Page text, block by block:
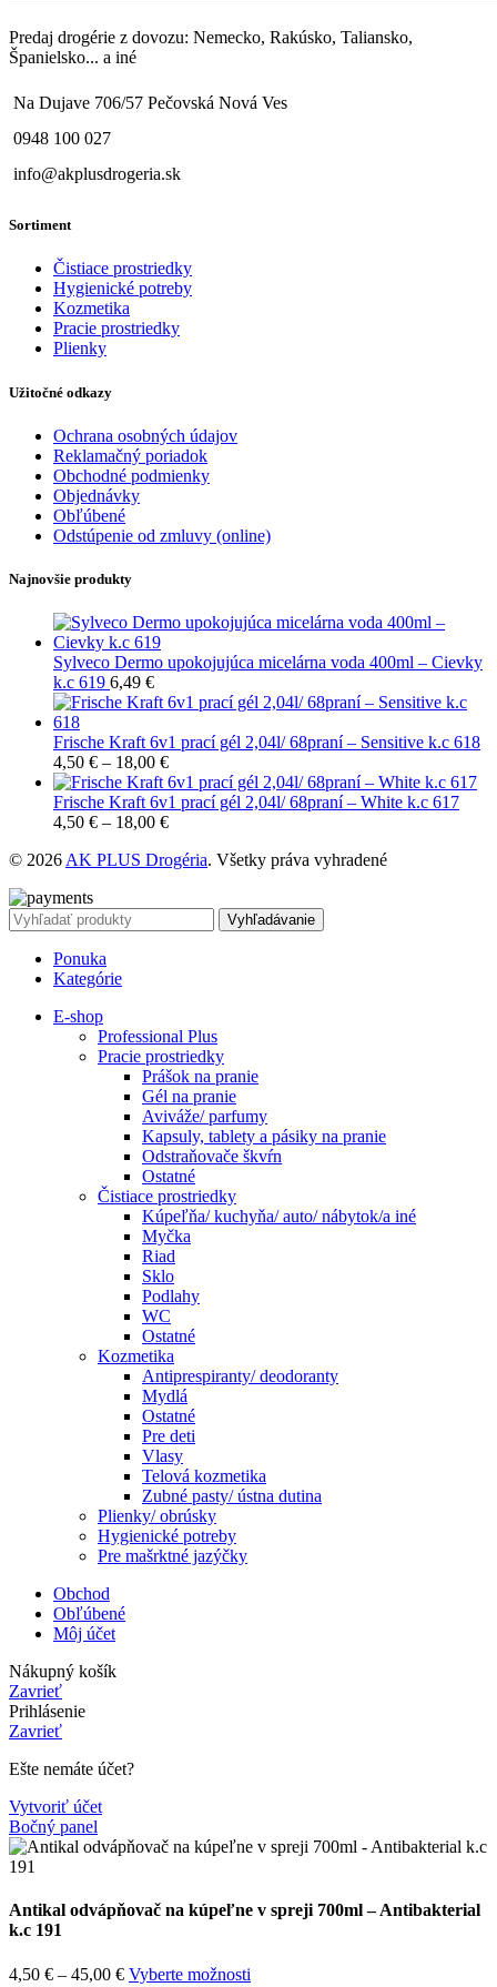
Predaj drogérie z dovozu: Nemecko, Rakúsko, Taliansko,
Španielsko... a iné
Na Dujave 706/57 Pečovská Nová Ves
0948 100 027
info@akplusdrogeria.sk
Sortiment
Čistiace prostriedky
Hygienické potreby
Kozmetika
Pracie prostriedky
Plienky
Užitočné odkazy
Ochrana osobných údajov
Reklamačný poriadok
Obchodné podmienky
Objednávky
Obľúbené
Odstúpenie od zmluvy (online)
Najnovšie produkty
Sylveco Dermo upokojujúca micelárna voda 400ml – Cievky
k.c 619 6,49 €
Frische Kraft 6v1 prací gél 2,04l/ 68praní – Sensitive k.c 618
4,50 € – 18,00 €
Frische Kraft 6v1 prací gél 2,04l/ 68praní – White k.c 617
4,50 € – 18,00 €
© 2026 AK PLUS Drogéria. Všetky práva vyhradené
Vyhľadávanie
Ponuka
Kategórie
E-shop
Professional Plus
Pracie prostriedky
Prášok na pranie
Gél na pranie
Aviváže/ parfumy
Kapsuly, tablety a pásiky na pranie
Odstraňovače škvŕn
Ostatné
Čistiace prostriedky
Kúpeľňa/ kuchyňa/ auto/ nábytok/a iné
Myčka
Riad
Sklo
Podlahy
WC
Ostatné
Kozmetika
Antiprespiranty/ deodoranty
Mydlá
Ostatné
Pre deti
Vlasy
Telová kozmetika
Zubné pasty/ ústna dutina
Plienky/ obrúsky
Hygienické potreby
Pre mašrktné jazýčky
Obchod
Obľúbené
Môj účet
Nákupný košík
Zavrieť
Prihlásenie
Zavrieť
Ešte nemáte účet?
Vytvoriť účet
Bočný panel
Antikal odvápňovač na kúpeľne v spreji 700ml – Antibakterial
k.c 191
4,50 € – 45,00 € Vyberte možnosti